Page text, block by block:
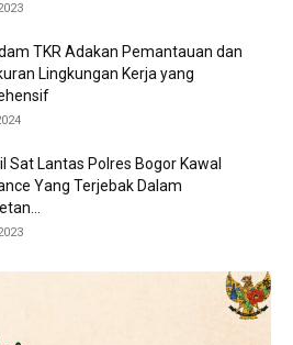
TKR Adakan Pemantauan dan
Lingkungan Kerja yang
Sat Lantas Polres Bogor Kawal
Yang Terjebak Dalam